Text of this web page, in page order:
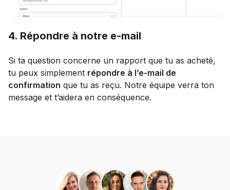
4. Répondre à notre e-mail
Si ta question concerne un rapport que tu as acheté,
tu peux simplement répondre à l’e-mail de
confirmation que tu as reçu. Notre équipe verra ton
message et t’aidera en conséquence.